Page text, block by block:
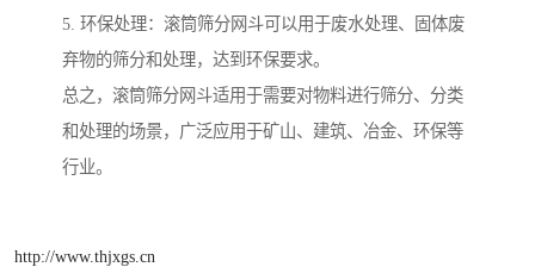
5. 环保处理：滚筒筛分网斗可以用于废水处理、固体废
弃物的筛分和处理，达到环保要求。
总之，滚筒筛分网斗适用于需要对物料进行筛分、分类
和处理的场景，广泛应用于矿山、建筑、冶金、环保等
行业。
http://www.thjxgs.cn